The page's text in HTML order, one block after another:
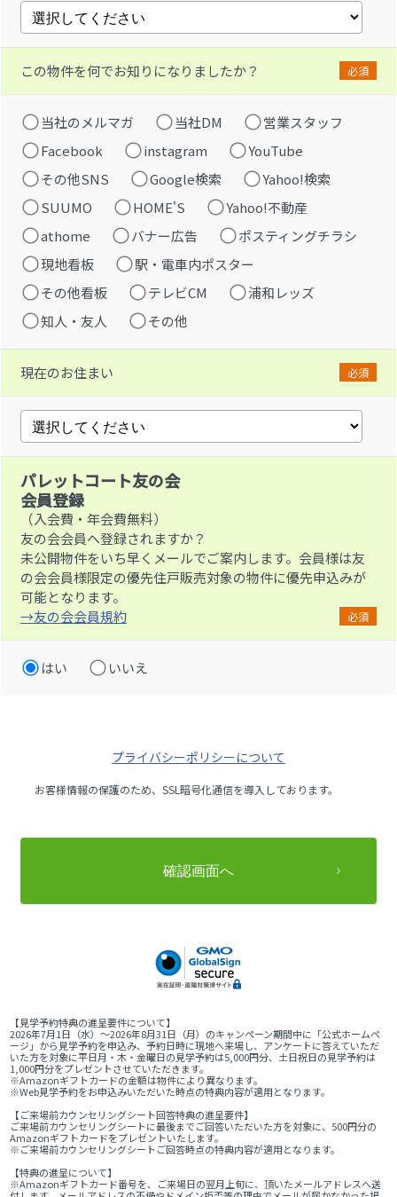
この物件を何でお知りになりましたか？ 必須
当社のメルマガ 当社DM
営業スタッフ
Facebook
instagram
YouTube
その他SNS
Google検索
Yahoo!検索
SUUMO
HOME'S
Yahoo!不動産
athome
バナー広告
ポスティングチラシ
現地看板
駅・電車内ポスター
その他看板
テレビCM
浦和レッズ
知人・友人
その他
現在のお住まい 必須
パレットコート友の会
会員登録
（入会費・年会費無料）
友の会会員へ登録されますか？
未公開物件をいち早くメールでご案内します。会員様は友
の会会員様限定の優先住戸販売対象の物件に優先申込みが
可能となります。
→友の会会員規約
必須
はい いいえ
プライバシーポリシーについて
お客様情報の保護のため、SSL暗号化通信を導入しております。
【見学予約特典の進呈要件について】
2026年7月1日（水）～2026年8月31日（月）のキャンペーン期間中に「公式ホームペ
ージ」から見学予約を申込み、予約日時に現地へ来場し、アンケートに答えていただ
いた方を対象に平日月・木・金曜日の見学予約は5,000円分、土日祝日の見学予約は
1,000円分をプレゼントさせていただきます。
※Amazonギフトカードの金額は物件により異なります。
※Web見学予約をお申込みいただいた時点の特典内容が適用となります。
【ご来場前カウンセリングシート回答特典の進呈要件】
ご来場前カウンセリングシートに最後までご回答いただいた方を対象に、500円分の
Amazonギフトカードをプレゼントいたします。
※ご来場前カウンセリングシートご回答時点の特典内容が適用となります。
【特典の進呈について】
※Amazonギフトカード番号を、ご来場日の翌月上旬に、頂いたメールアドレスへ送